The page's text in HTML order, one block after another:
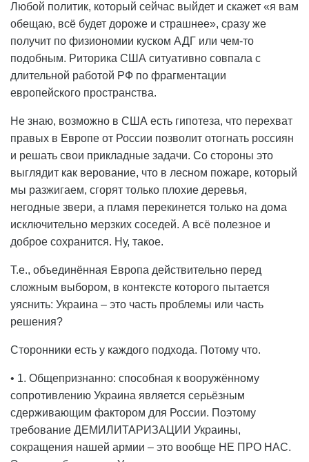
Любой политик, который сейчас выйдет и скажет «я вам
обещаю, всё будет дороже и страшнее», сразу же
получит по физиономии куском АДГ или чем-то
подобным. Риторика США ситуативно совпала с
длительной работой РФ по фрагментации
европейского пространства.
Не знаю, возможно в США есть гипотеза, что перехват
правых в Европе от России позволит отогнать россиян
и решать свои прикладные задачи. Со стороны это
выглядит как верование, что в лесном пожаре, который
мы разжигаем, сгорят только плохие деревья,
негодные звери, а пламя перекинется только на дома
исключительно мерзких соседей. А всё полезное и
доброе сохранится. Ну, такое.
Т.е., объединённая Европа действительно перед
сложным выбором, в контексте которого пытается
уяснить: Украина – это часть проблемы или часть
решения?
Сторонники есть у каждого подхода. Потому что.
• 1. Общепризнанно: способная к вооружённому
сопротивлению Украина является серьёзным
сдерживающим фактором для России. Поэтому
требование ДЕМИЛИТАРИЗАЦИИ Украины,
сокращения нашей армии – это вообще НЕ ПРО НАС.